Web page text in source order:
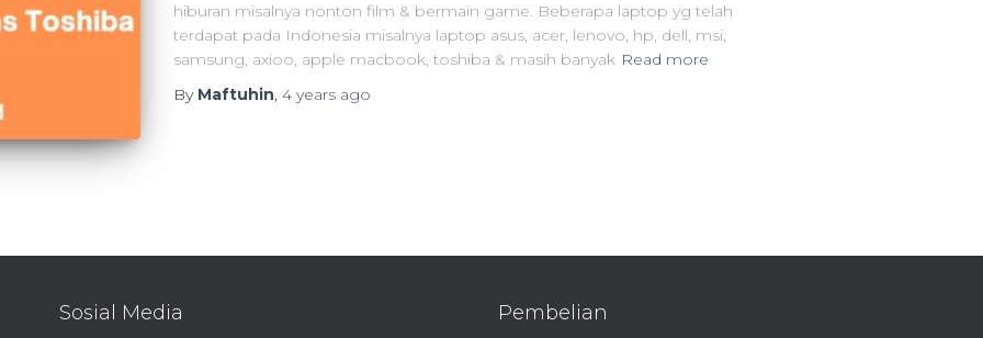
hiburan misalnya nonton film & bermain game. Beberapa laptop yg telah
terdapat pada Indonesia misalnya laptop asus, acer, lenovo, hp, dell, msi,
samsung, axioo, apple macbook, toshiba & masih banyak Read more
By Maftuhin, 4 yearsago
Sosial Media Pembelian